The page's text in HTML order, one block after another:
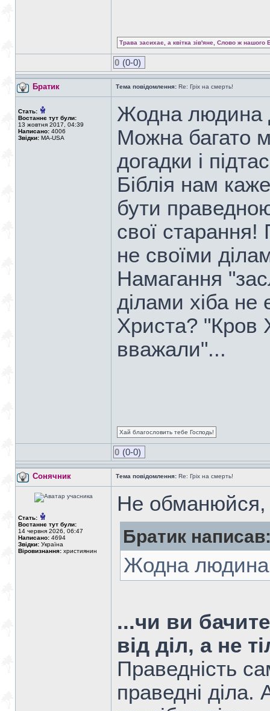
Трава засихає, а квітка зів'яне, Слово ж нашого
0 (0-0)
Братик Тема повідомлення: Re: Гріх на смерть!
Стать:
Востаннє тут були:
13 жовтня 2017, 04:39
Написано: 4006
Звідки: MA-USA
Жодна людина
Можна багато
догадки і
Біблія нам
бути
свої
не своїми
Намагання
ділами хіба не
Христа? "Кров
вважали"...
Хай благословить тебе Господь!
0 (0-0)
Сонячник Тема повідомлення: Re: Гріх на смерть!
Стать:
Востаннє тут були:
14 червня 2026, 06:47
Написано: 4694
Звідки: Україна
Віровизнання: християнин
Не обманюйся,
Братик
Жодна людина
...чи ви
від діл, а не
Праведність
праведні діла.